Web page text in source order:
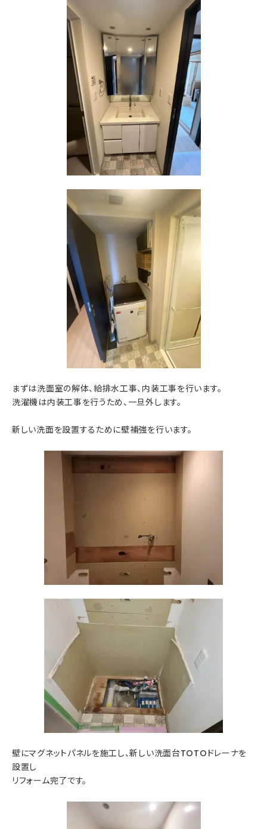
まずは洗面室の解体、給排水工事、内装工事を行います。
洗濯機は内装工事を行うため、一旦外します。
新しい洗面を設置するために壁補強を行います。
壁にマグネットパネルを施工し、新しい洗面台TOTOドレーナを
設置し
リフォーム完了です。